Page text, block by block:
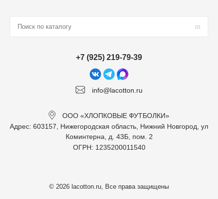
info@lacotton.ru
+7 (925) 219-79-39
ООО «ХЛОПКОВЫЕ ФУТБОЛКИ»
Адрес: 603157, Нижегородская область, Нижний Новгород, ул
Коминтерна, д. 43Б, пом. 2
ОГРН: 1235200011540
© 2026 lacotton.ru, Все права защищены